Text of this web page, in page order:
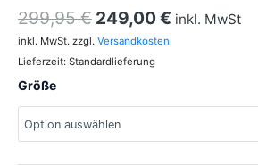
299,95€ 249,00€ inkl. MwSt
inkl. MwSt. zzgl. Versandkosten
Lieferzeit: Standardlieferung
Größe